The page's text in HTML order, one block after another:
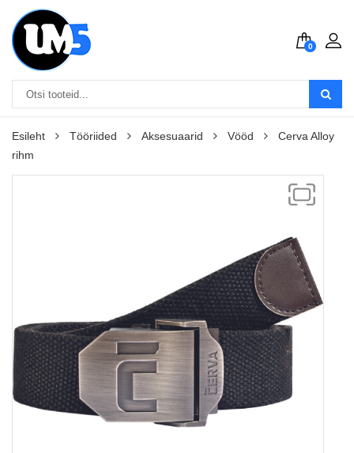
0
Esileht Tööriided Aksesuaarid Vööd
Cerva Alloy
rihm